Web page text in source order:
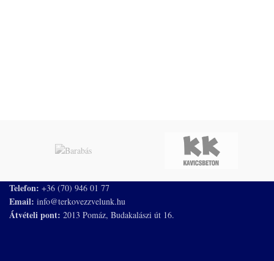
Telefon: +36 (70) 946 01 77
Email: info@terkovezzvelunk.hu
Átvételi pont: 2013 Pomáz, Budakalászi út 16.